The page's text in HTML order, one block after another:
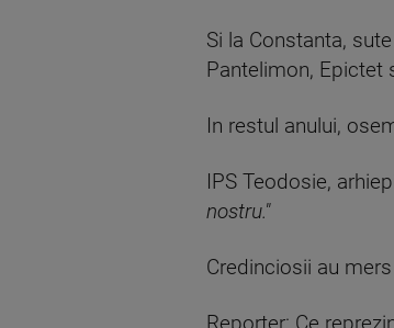
Si la Constanta,
Pantelimon, Epictet
In restul anului,
IPS Teodosie,
nostru."
Credinciosii au